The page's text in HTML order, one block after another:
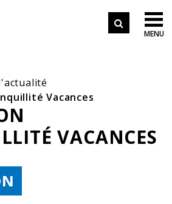

Formulaire
de
MENU
Vacances
VACANCES
: